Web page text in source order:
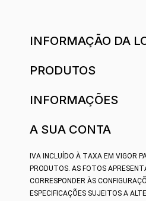
INFORMAÇÃO DA
PRODUTOS
INFORMAÇÕES
A SUA CONTA
IVA INCLUÍDO À TAXA EM VIGOR
PRODUTOS. AS FOTOS
CORRESPONDER ÀS
ESPECIFICAÇÕES SUJEITOS A